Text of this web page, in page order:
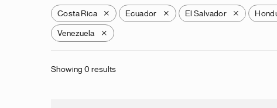
Costa Rica X Ecuador X El Salvador X
Venezuela X
Showing 0 results